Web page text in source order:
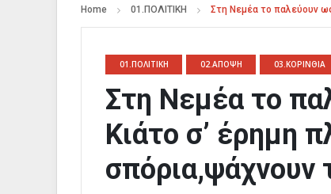
Home 01.ΠΟΛΙΤΙΚΗ Στη Νεμέα το παλεύουν
01.ΠΟΛΙΤΙΚΗ 02.ΑΠΟΨΗ 03.ΚΟΡΙΝΘΙΑ
Στη Νεμέα το
Κιάτο σ’ έρημη
σπόρια,ψάχνουν